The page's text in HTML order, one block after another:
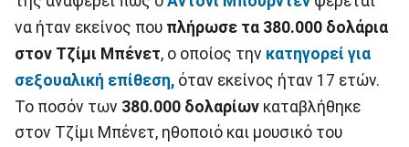
να ήταν εκείνος που πλήρωσε τα 380.000 δολάρια
στον Τζίμι Μπένετ, ο οποίος την κατηγορεί για
σεξουαλική επίθεση, όταν εκείνος ήταν 17 ετών.
Το ποσόν των 380.000 δολαρίων καταβλήθηκε
στον Τζίμι Μπένετ, ηθοποιό και μουσικό του